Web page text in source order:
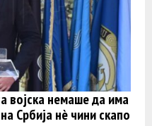
војска немаше да има
Србија нè чини скапо